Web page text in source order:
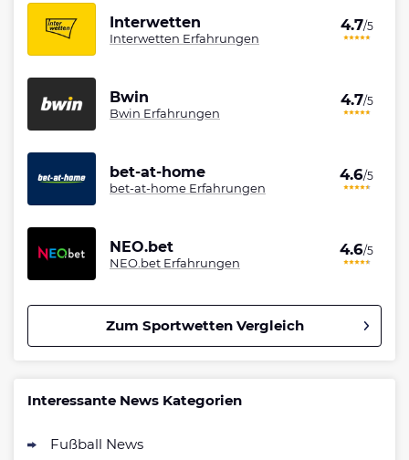
Interwetten
Interwetten Erfahrungen
4.7/5
Bwin
Bwin Erfahrungen
4.7/5
bet-at-home
bet-at-home Erfahrungen
4.6/5
NEO.bet
NEO.bet Erfahrungen
4.6/5
Zum Sportwetten Vergleich
100% bis zu 80€
Interwetten Bonus
Interessante News Kategorien
Fußball News